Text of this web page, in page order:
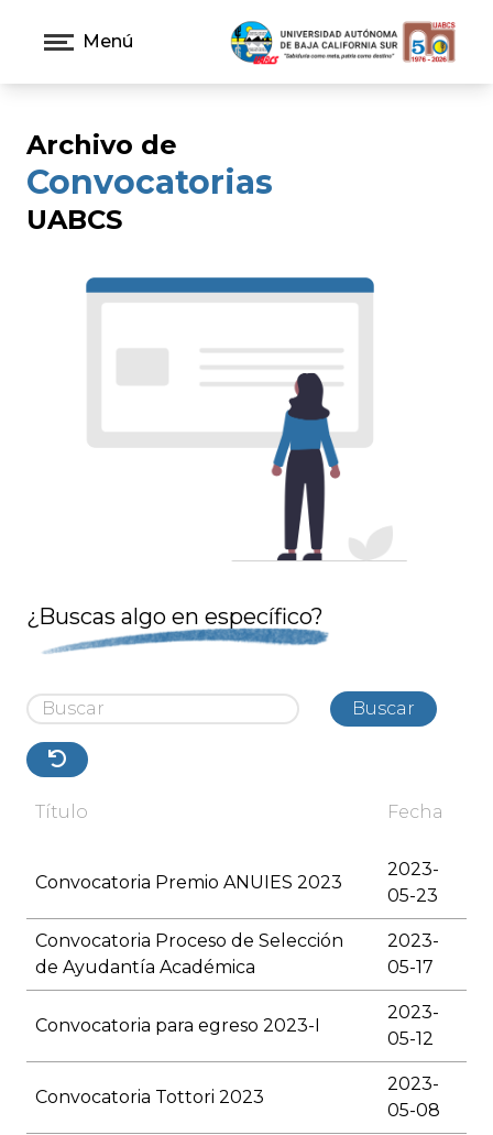
Menú
Archivo de
Convocatorias
UABCS
¿Buscas algo en específico?
Buscar
Título Fecha
Convocatoria Premio ANUIES 2023
2023-
05-23
Convocatoria Proceso de Selección
de Ayudantía Académica
2023-
05-17
Convocatoria para egreso 2023-I
2023-
05-12
Convocatoria Tottori 2023
2023-
05-08